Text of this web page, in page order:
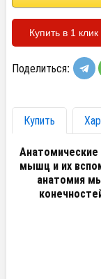
Купить в 1 клик
Поделиться:
Купить
мышц и их
анатомия